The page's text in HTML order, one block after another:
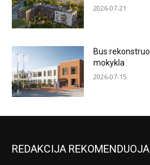
2026-07-21
Bus
mokykla
2026-07-15
REDAKCIJA REKOMENDUOJA